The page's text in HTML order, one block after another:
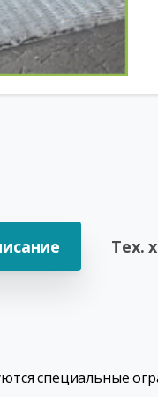
Тех.
специальные